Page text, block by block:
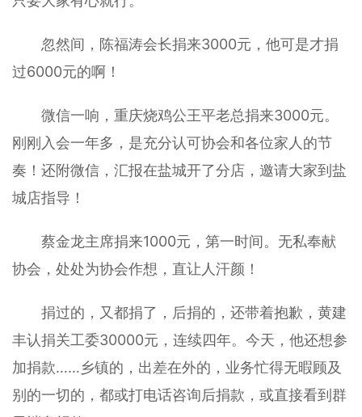
忽然间，陈福涛会长捐来3000元，他可是才捐
过6000元的啊！
微信一响，重庆烧鸡公王平老总捐来3000元。
刚刚入会一年多，是充分认可协会和各位家人的节
奏！还附微信，汇报在盐城开了分店，邀请大家到盐
城店指导！
蔡金龙主席捐来1000元，第一时间。无私奉献
协会，处处为协会作想，直让人汗颜！
捐过的，又都捐了，后捐的，还带着抱歉，黄建
丰认捐关工委30000元，连续四年。今天，他还想参
加捐款……乡镇的，出差在外的，业务忙得无暇顾及
别的一切的，都或打电话咨询后捐款，或直接看到群